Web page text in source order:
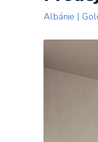
Albánie |